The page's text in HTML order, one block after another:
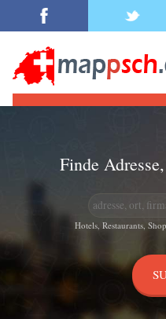
Finde
Hotels, Restaurants,